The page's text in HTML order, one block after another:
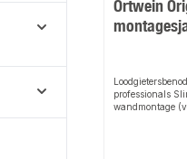
Ortwein
professionals
wandmontage